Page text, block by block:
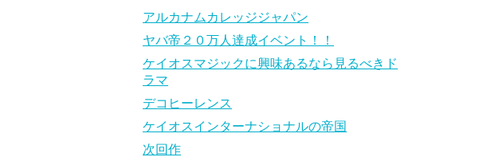
アルカナムカレッジジャパン
ヤバ帝２０万人達成イベント！！
ケイオスマジックに興味あるなら見るべきド
ラマ
デコヒーレンス
ケイオスインターナショナルの帝国
次回作